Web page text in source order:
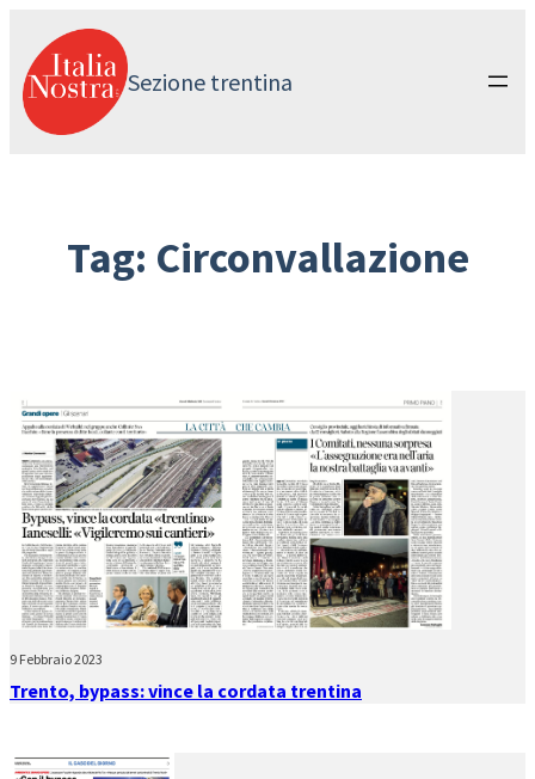
contenuto
Sezione trentina
Tag: Circonvallazione
9 Febbraio 2023
Trento, bypass: vince la cordata trentina